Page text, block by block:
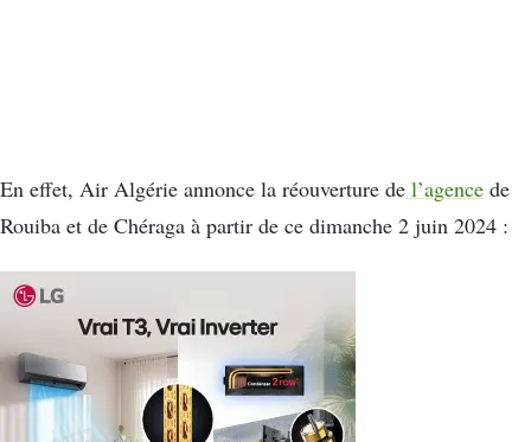
En effet, Air Algérie annonce la réouverture de l’agence de
Rouiba et de Chéraga à partir de ce dimanche 2 juin 2024 :